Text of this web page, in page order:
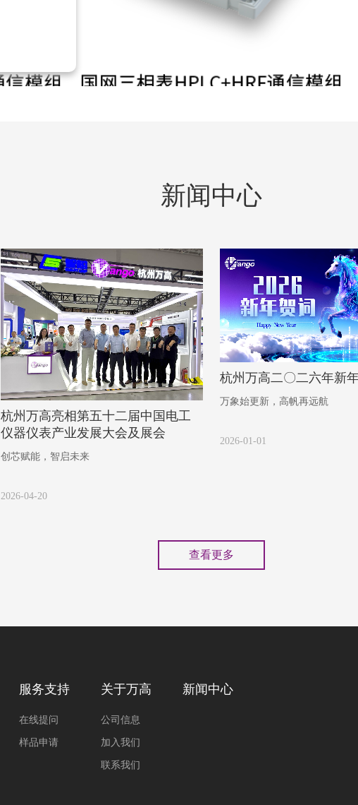
新闻中心
杭州万高亮相第五十二届中国电工
仪器仪表产业发展大会及展会
创芯赋能，智启未来
2026-04-20
杭州万高二〇二六年新
万象始更新，高帆再远航
2026-01-01
查看更多
服务支持
在线提问
样品申请
关于万高
公司信息
加入我们
联系我们
新闻中心